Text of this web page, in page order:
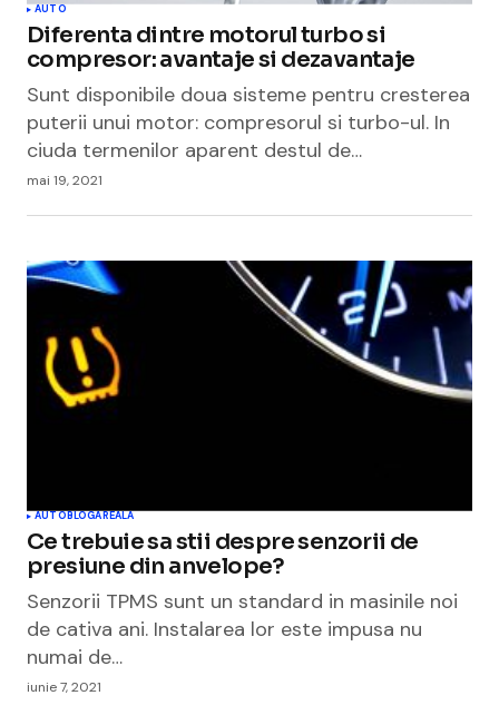
AUTO
Diferenta dintre motorul turbo si
compresor: avantaje si dezavantaje
Sunt disponibile doua sisteme pentru cresterea
puterii unui motor: compresorul si turbo-ul. In
ciuda termenilor aparent destul de…
mai 19, 2021
AUTOBLOGAREALA
Ce trebuie sa stii despre senzorii de
presiune din anvelope?
Senzorii TPMS sunt un standard in masinile noi
de cativa ani. Instalarea lor este impusa nu
numai de…
iunie 7, 2021